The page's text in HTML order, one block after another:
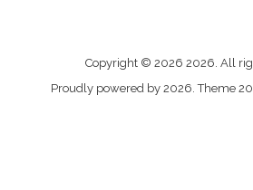
Copyright © 2026 2026. All
Proudly powered by 2026. Theme